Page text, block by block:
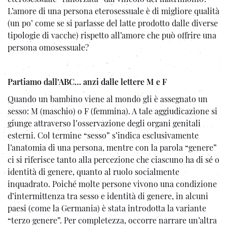
L’amore di una persona eterosessuale è di migliore qualità
(un po’ come se si parlasse del latte prodotto dalle diverse
tipologie di vacche) rispetto all’amore che può offrire una
persona omosessuale?
Partiamo dall’ABC… anzi dalle lettere M e F
Quando un bambino viene al mondo gli è assegnato un
sesso: M (maschio) o F (femmina). A tale aggiudicazione si
giunge attraverso l’osservazione degli organi genitali
esterni. Col termine “sesso” s’indica esclusivamente
l’anatomia di una persona, mentre con la parola “genere”
ci si riferisce tanto alla percezione che ciascuno ha di sé o
identità di genere, quanto al ruolo socialmente
inquadrato. Poiché molte persone vivono una condizione
d’intermittenza tra sesso e identità di genere, in alcuni
paesi (come la Germania) è stata introdotta la variante
“terzo genere”. Per completezza, occorre narrare un’altra